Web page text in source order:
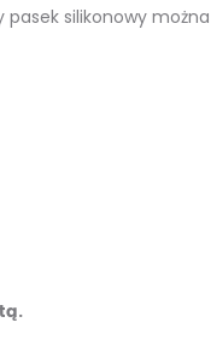
silikonowy